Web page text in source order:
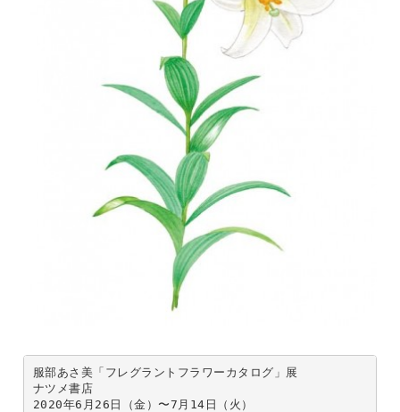
服部あさ美「フレグラントフラワーカタログ」展
ナツメ書店
2020年6月26日（金）〜7月14日（火）